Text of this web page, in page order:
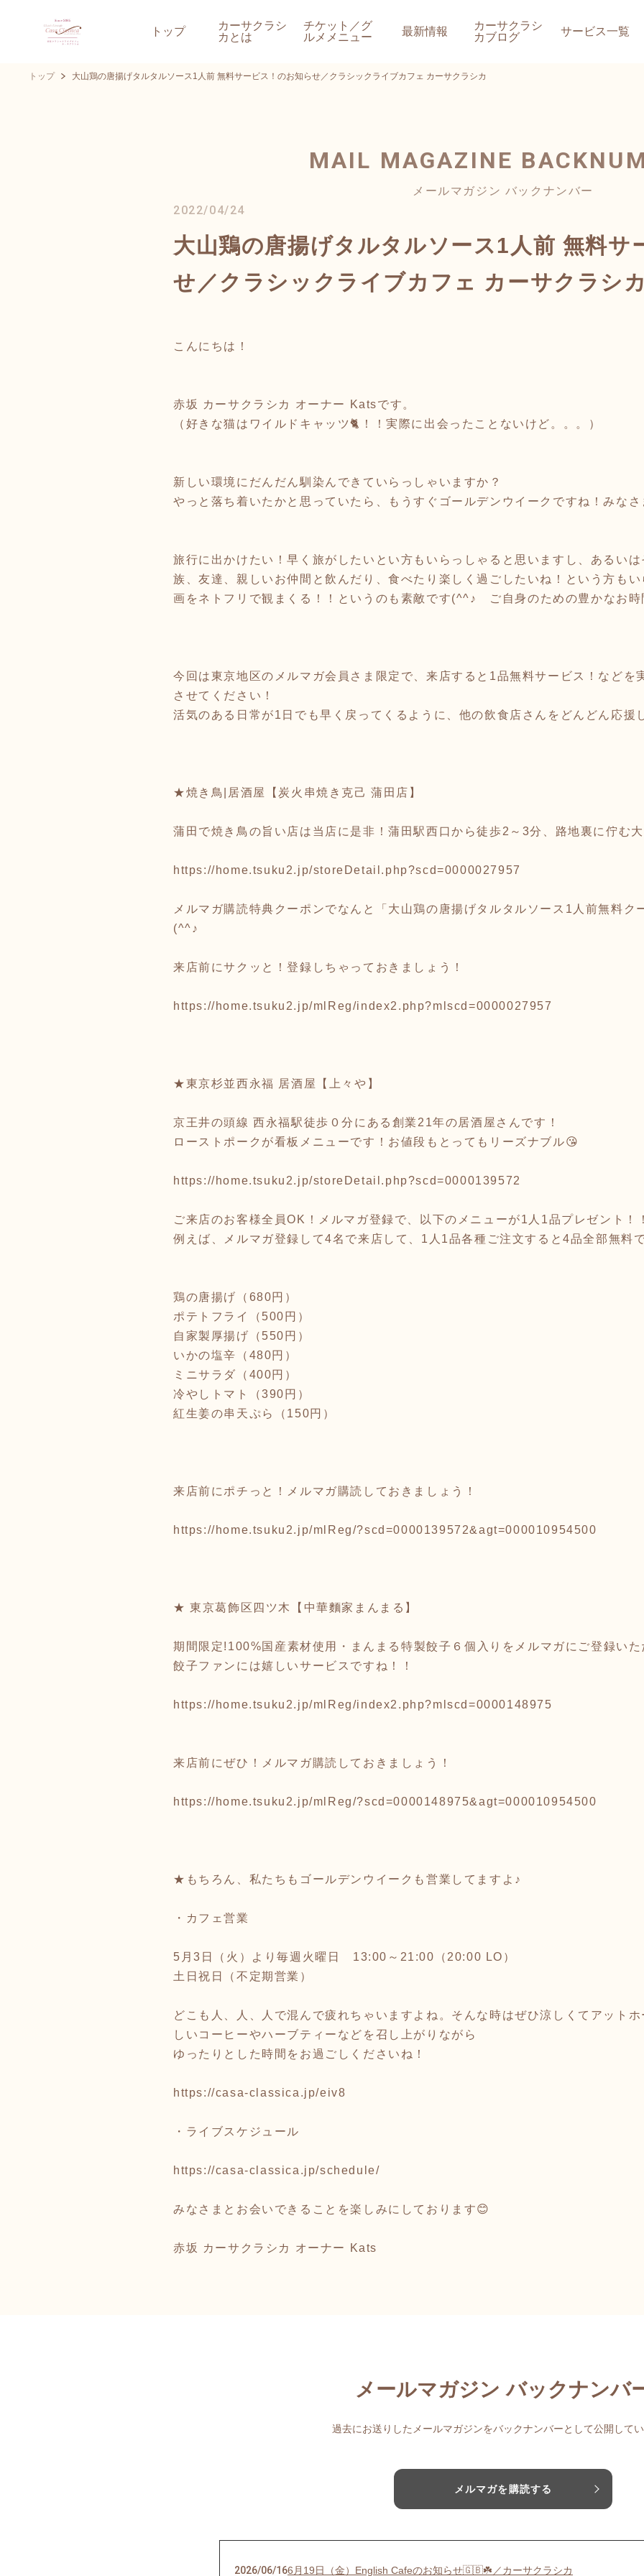
トップ
カーサクラシ
カとは
チケット／グ
ルメメニュー
最新情報
カーサクラシ
カブログ
サービス一覧
トップ 大山鶏の唐揚げタルタルソース1人前 無料サービス！のお知らせ／クラシックライブカフェ カーサクラシカ
MAIL MAGAZINE
メールマガジン バックナンバー
2022/04/24
大山鶏の唐揚げタルタルソース1人前 無料サ
せ／クラシックライブカフェ カーサクラシカ
こんにちは！
赤坂 カーサクラシカ オーナー Katsです。
（好きな猫はワイルドキャッツ🐈！！実際に出会ったことないけど。。。）
新しい環境にだんだん馴染んできていらっしゃいますか？
やっと落ち着いたかと思っていたら、もうすぐゴールデンウイークですね！みな
旅行に出かけたい！早く旅がしたいとい方もいらっしゃると思いますし、あるい
族、友達、親しいお仲間と飲んだり、食べたり楽しく過ごしたいね！という方も
画をネトフリで観まくる！！というのも素敵です(^^♪ ご自身のための豊かなお時
今回は東京地区のメルマガ会員さま限定で、来店すると1品無料サービス！などを
させてください！
活気のある日常が1日でも早く戻ってくるように、他の飲食店さんをどんどん応援
★焼き鳥|居酒屋【炭火串焼き克己 蒲田店】
蒲田で焼き鳥の旨い店は当店に是非！蒲田駅西口から徒歩2～3分、路地裏に佇む大
https://home.tsuku2.jp/storeDetail.php?scd=0000027957
メルマガ購読特典クーポンでなんと「大山鶏の唐揚げタルタルソース1人前無料ク
(^^♪
来店前にサクッと！登録しちゃっておきましょう！
https://home.tsuku2.jp/mlReg/index2.php?mlscd=0000027957
★東京杉並西永福 居酒屋【上々や】
京王井の頭線 西永福駅徒歩０分にある創業21年の居酒屋さんです！
ローストポークが看板メニューです！お値段もとってもリーズナブル😘
https://home.tsuku2.jp/storeDetail.php?scd=0000139572
ご来店のお客様全員OK！メルマガ登録で、以下のメニューが1人1品プレゼント！
例えば、メルマガ登録して4名で来店して、1人1品各種ご注文すると4品全部無料で
鶏の唐揚げ（680円）
ポテトフライ（500円）
自家製厚揚げ（550円）
いかの塩辛（480円）
ミニサラダ（400円）
冷やしトマト（390円）
紅生姜の串天ぷら（150円）
来店前にポチっと！メルマガ購読しておきましょう！
https://home.tsuku2.jp/mlReg/?scd=0000139572&agt=000010954500
★ 東京葛飾区四ツ木【中華麵家まんまる】
期間限定!100%国産素材使用・まんまる特製餃子６個入りをメルマガにご登録いた
餃子ファンには嬉しいサービスですね！！
https://home.tsuku2.jp/mlReg/index2.php?mlscd=0000148975
来店前にぜひ！メルマガ購読しておきましょう！
https://home.tsuku2.jp/mlReg/?scd=0000148975&agt=000010954500
★もちろん、私たちもゴールデンウイークも営業してますよ♪
・カフェ営業
5月3日（火）より毎週火曜日 13:00～21:00（20:00 LO）
土日祝日（不定期営業）
どこも人、人、人で混んで疲れちゃいますよね。そんな時はぜひ涼しくてアット
しいコーヒーやハーブティーなどを召し上がりながら
ゆったりとした時間をお過ごしくださいね！
https://casa-classica.jp/eiv8
・ライブスケジュール
https://casa-classica.jp/schedule/
みなさまとお会いできることを楽しみにしております😊
赤坂 カーサクラシカ オーナー Kats
メールマガジン バックナンバ
過去にお送りしたメールマガジンをバックナンバーとして公開してい
メルマガを購読する
2026/06/166月19日（金）English Cafeのお知らせ🇬🇧☘️／カーサクラシカ